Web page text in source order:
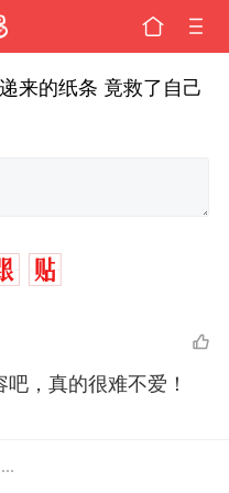
来的纸条 竟救了自己
，真的很难不爱！